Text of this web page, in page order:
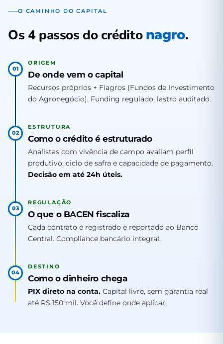
O CAMINHO DO CAPITAL
Os 4 passos do crédito nagro.
01
ORIGEM
De onde vem o capital
Recursos próprios + Fiagros (Fundos de Investimento
do Agronegócio). Funding regulado, lastro auditado.
02
ESTRUTURA
Como o crédito é estruturado
Analistas com vivência de campo avaliam perfil
produtivo, ciclo de safra e capacidade de pagamento.
Decisão em até 24h úteis.
03
REGULAÇÃO
O que o BACEN fiscaliza
Cada contrato é registrado e reportado ao Banco
Central. Compliance bancário integral.
04
DESTINO
Como o dinheiro chega
PIX direto na conta. Capital livre, sem garantia real
até R$ 150 mil. Você define onde aplicar.